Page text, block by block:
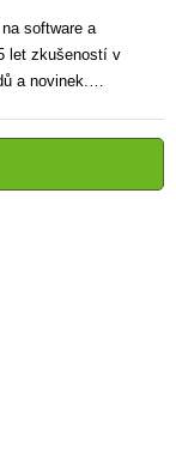
software a
let zkušeností v
a novinek.
a využít